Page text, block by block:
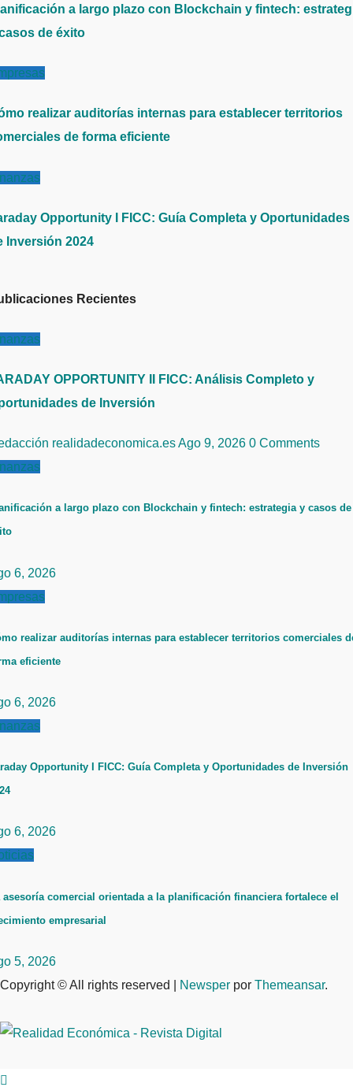
a largo plazo con Blockchain y fintech:
de éxito
realizar auditorías internas para establecer territorios
de forma eficiente
Opportunity I FICC: Guía Completa y Oportunidades
Inversión 2024
Recientes
OPPORTUNITY II FICC: Análisis Completo y
de Inversión
realidadeconomica.esAgo 9, 2026 0 Comments
a largo plazo con Blockchain y fintech: estrategia y casos de
6, 2026
realizar auditorías internas para establecer territorios comerciales
eficiente
6, 2026
Opportunity I FICC: Guía Completa y Oportunidades de Inversión
6, 2026
asesoría comercial orientada a la planificación financiera fortalece el
empresarial
5, 2026
Copyright © All rights reserved
Newsper por Themeansar.